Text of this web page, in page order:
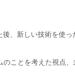
、新しい技術を使
ことを考えた視点